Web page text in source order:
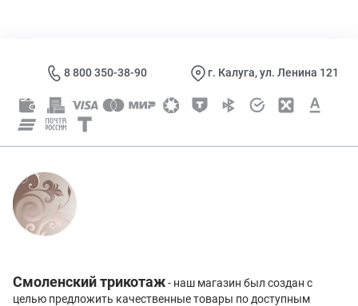
8 800 350-38-90 г. Калуга, ул. Ленина 121
Смоленский трикотаж- наш магазин был создан с
целью предложить качественные товары по доступным